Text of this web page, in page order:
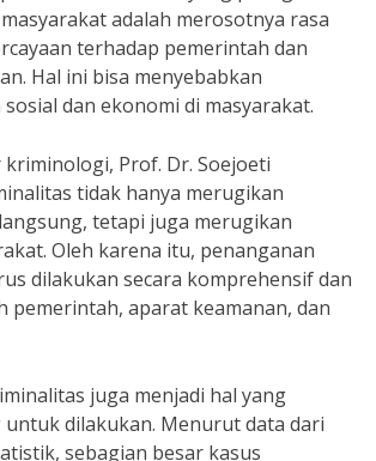
adalah merosotnya rasa
terhadap pemerintah dan
Hal ini bisa menyebabkan
dan ekonomi di masyarakat.
Prof. Dr. Soejoeti
tidak hanya merugikan
tetapi juga merugikan
Oleh karena itu, penanganan
dilakukan secara komprehensif dan
pemerintah, aparat keamanan, dan
juga menjadi hal yang
dilakukan. Menurut data dari
sebagian besar kasus